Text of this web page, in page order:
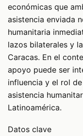
económicas que
asistencia enviada
humanitaria
lazos bilaterales y
Caracas. En el
apoyo puede ser
influencia y el rol
asistencia
Latinoamérica.
Datos clave